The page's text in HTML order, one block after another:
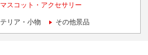
スコット・アクセサリー
リア・小物 その他景品